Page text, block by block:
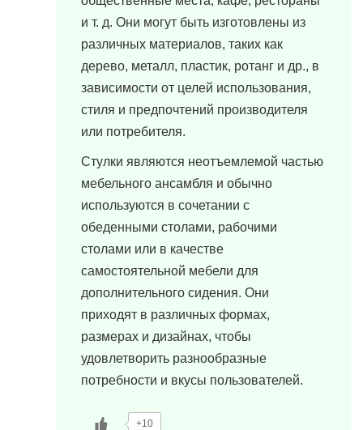
и т. д. Они могут быть изготовлены из
различных материалов, таких как
дерево, металл, пластик, ротанг и др., в
зависимости от целей использования,
стиля и предпочтений производителя
или потребителя.
Стулки являются неотъемлемой частью
мебельного ансамбля и обычно
используются в сочетании с
обеденными столами, рабочими
столами или в качестве
самостоятельной мебели для
дополнительного сидения. Они
приходят в различных формах,
размерах и дизайнах, чтобы
удовлетворить разнообразные
потребности и вкусы пользователей.
+10